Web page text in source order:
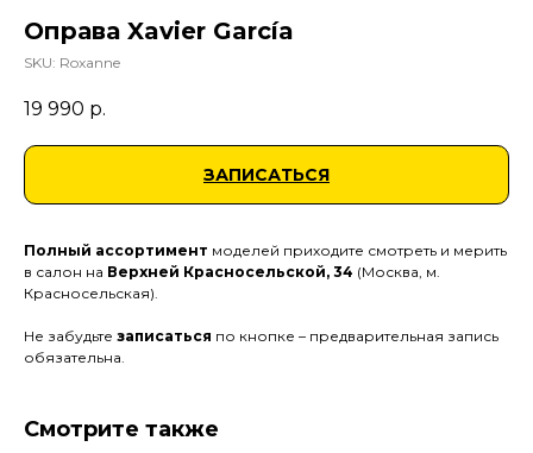
Оправа Xavier García
SKU: Roxanne
19 990 р.
ЗАПИСАТЬСЯ
Полный ассортимент моделей приходите смотреть и мерить
в салон на Верхней Красносельской, 34 (Москва, м.
Красносельская).
Не забудьте записаться по кнопке – предварительная запись
обязательна.
Смотрите также